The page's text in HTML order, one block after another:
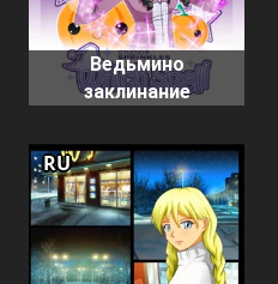
Ведьмино
заклинание
RU